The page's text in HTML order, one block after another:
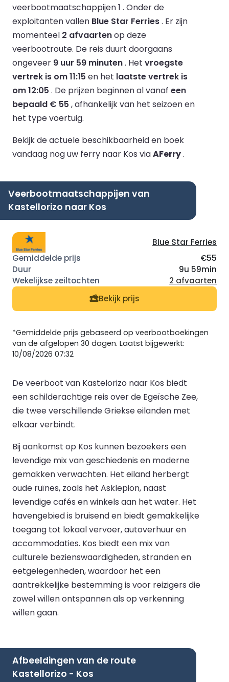
veerbootmaatschappijen 1 . Onder de
exploitanten vallen Blue Star Ferries. Er zijn
momenteel 2 afvaartenop deze
veerbootroute. De reis duurt doorgaans
ongeveer 9 uur 59 minuten. Het vroegste
vertrek is om 11:15 en het laatste vertrek is
om 12:05 . De prijzen beginnen al vanaf een
bepaald € 55 , afhankelijk van het seizoen en
het type voertuig.
Bekijk de actuele beschikbaarheid en boek
vandaag nog uw ferry naar Kos viaAFerry.
Veerbootmaatschappijen van
Kastellorizo naar Kos
Blue Star Ferries
€55
9u 59min
2 afvaarten
Bekijk prijs
*Gemiddelde prijs gebaseerd op veerbootboekingen
van de afgelopen 30 dagen. Laatst bijgewerkt:
10/08/2026 07:32
De veerboot van Kastelorizo naar Kos biedt
een schilderachtige reis over de Egeïsche Zee,
die twee verschillende Griekse eilanden met
elkaar verbindt.
Bij aankomst op Kos kunnen bezoekers een
levendige mix van geschiedenis en moderne
gemakken verwachten. Het eiland herbergt
oude ruïnes, zoals het Asklepion, naast
levendige cafés en winkels aan het water. Het
havengebied is bruisend en biedt gemakkelijke
toegang tot lokaal vervoer, autoverhuur en
accommodaties. Kos biedt een mix van
culturele bezienswaardigheden, stranden en
eetgelegenheden, waardoor het een
aantrekkelijke bestemming is voor reizigers die
zowel willen ontspannen als op verkenning
willen gaan.
Afbeeldingen van de route
Kastellorizo - Kos